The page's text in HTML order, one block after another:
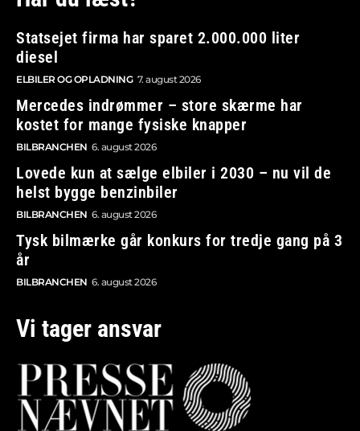
Statsejet firma har sparet 2.000.000 liter
diesel
ELBILER OG OPLADNING 7. august 2026
Mercedes indrømmer – store skærme har
kostet for mange fysiske knapper
BILBRANCHEN 6. august 2026
Lovede kun at sælge elbiler i 2030 – nu vil de
helst bygge benzinbiler
BILBRANCHEN 6. august 2026
Tysk bilmærke går konkurs for tredje gang på 3
år
BILBRANCHEN 6. august 2026
Vi tager ansvar